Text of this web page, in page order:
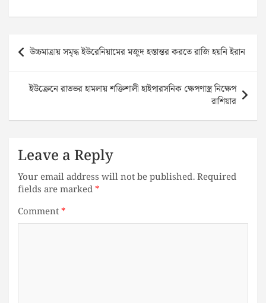
Post
navigation
উচ্চমাত্রায় সমৃদ্ধ ইউরেনিয়ামের মজুদ হস্তান্তর করতে রাজি হয়নি ইরান
ইউক্রেনে রাতভর হামলায় শক্তিশালী হাইপারসনিক ক্ষেপণাস্ত্র নিক্ষেপ
রাশিয়ার
Leave a Reply
Your email address will not be published.Required
fields are marked*
Comment*